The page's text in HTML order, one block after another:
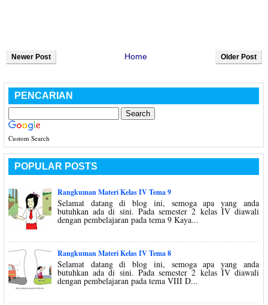
Newer Post Older Post
Home
PENCARIAN
Custom Search
POPULAR POSTS
Rangkuman Materi Kelas IV Tema 9
Selamat datang di blog ini, semoga apa yang anda
butuhkan ada di sini. Pada semester 2 kelas IV diawali
dengan pembelajaran pada tema 9 Kaya...
Rangkuman Materi Kelas IV Tema 8
Selamat datang di blog ini, semoga apa yang anda
butuhkan ada di sini. Pada semester 2 kelas IV diawali
dengan pembelajaran pada tema VIII D...